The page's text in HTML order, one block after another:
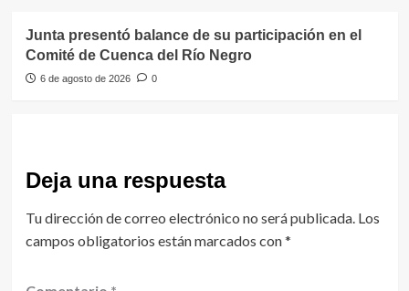
Junta presentó balance de su participación en el
Comité de Cuenca del Río Negro
6 de agosto de 2026 0
Deja una respuesta
Tu dirección de correo electrónico no será publicada. Los
campos obligatorios están marcados con*